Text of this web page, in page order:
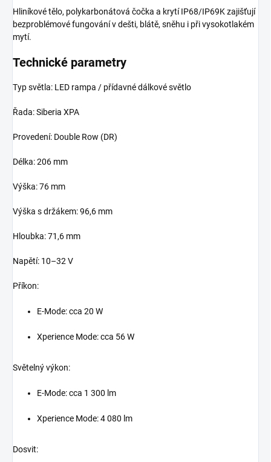
Hliníkové tělo, polykarbonátová čočka a krytí IP68/IP69K zajišťují
bezproblémové fungování v dešti, blátě, sněhu i při vysokotlakém
mytí.
Technické parametry
Typ světla: LED rampa / přídavné dálkové světlo
Řada: Siberia XPA
Provedení: Double Row (DR)
Délka: 206 mm
Výška: 76 mm
Výška s držákem: 96,6 mm
Hloubka: 71,6 mm
Napětí: 10–32 V
Příkon:
E-Mode: cca 20 W
Xperience Mode: cca 56 W
Světelný výkon:
E-Mode: cca 1 300 lm
Xperience Mode: 4 080 lm
Dosvit: